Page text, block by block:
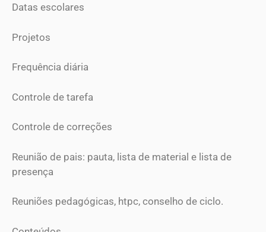
Datas escolares
Projetos
Frequência diária
Controle de tarefa
Controle de correções
Reunião de pais: pauta, lista de material e lista de
presença
Reuniões pedagógicas, htpc, conselho de ciclo.